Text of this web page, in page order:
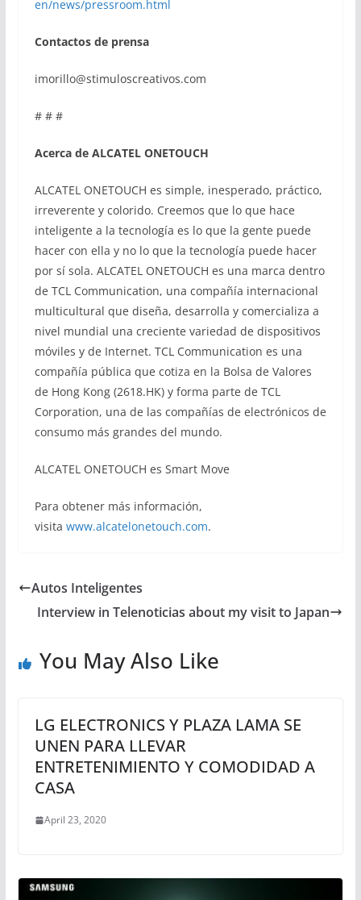
en/news/pressroom.html
Contactos de prensa
imorillo@stimuloscreativos.com
# # #
Acerca de ALCATEL ONETOUCH
ALCATEL ONETOUCH es simple, inesperado, práctico,
irreverente y colorido. Creemos que lo que hace
inteligente a la tecnología es lo que la gente puede
hacer con ella y no lo que la tecnología puede hacer
por sí sola. ALCATEL ONETOUCH es una marca dentro
de TCL Communication, una compañía internacional
multicultural que diseña, desarrolla y comercializa a
nivel mundial una creciente variedad de dispositivos
móviles y de Internet. TCL Communication es una
compañía pública que cotiza en la Bolsa de Valores
de Hong Kong (2618.HK) y forma parte de TCL
Corporation, una de las compañías de electrónicos de
consumo más grandes del mundo.
ALCATEL ONETOUCH es Smart Move
Para obtener más información,
visita www.alcatelonetouch.com.
Autos Inteligentes
Interview in Telenoticias about my visit to Japan
You May Also Like
LG ELECTRONICS Y PLAZA LAMA SE
UNEN PARA LLEVAR
ENTRETENIMIENTO Y COMODIDAD A
CASA
April 23, 2020